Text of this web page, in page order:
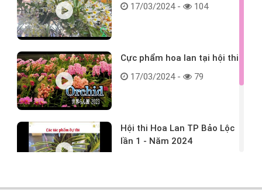
17/03/2024 -
104
Cực phẩm hoa lan tại hội thi
17/03/2024 -
79
Hội thi Hoa Lan TP Bảo Lộc
lần 1 - Năm 2024